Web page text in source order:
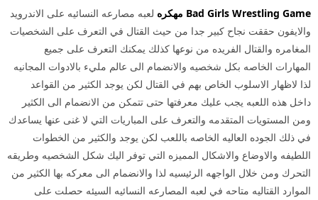
Bad Girls Wrestling Game مهكره
لعبه مصارعه النسائيه على الاندرويد
والايفون حققت نجاح كبير جدا من حيث القتال في التعرف على الشخصيات
المغامره والقتال الفريده من نوعها كذلك يمكنك التعرف على جميع
المهارات الخاصه بكل شخصيه والانضمام الى عالم مليء بالادوات المجانيه
لذا لاظهار الاسلوب الخاص بهم في القتال لكن يوجد الكثير من القواعد
داخل هذه اللعبه يجب عليك معرفتها حتى تتمكن من الانضمام الى الكثير
ومن المستويات المتقدمه والتعرف على المباريات التي لا غنى عنها يساعدك
في ذلك الجوده العاليه الخاصه باللعب لكن يوجد والكثير من الخطوات
اللطيفه والاوضاع والاشكال المميزه التي توفر اليك شكل الشخصيه وطريقه
التحرك ومن خلال الواجهه الرئيسيه لذا والانضمام الى معركه بها الكثير من
الموارد القتاليه متاحه في لعبه المصارعه النسائيه السيئه حصلت على